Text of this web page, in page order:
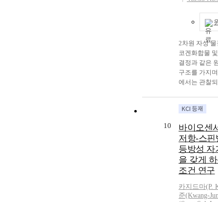
=0.3, 1.0; y =
0.2) were
sol-gel
content of
La, Sr, or
The effects of
crystal
electrical, and
properties of
investigated.
analysis
of various
to the excess
and Sr, along
compositional
dominant
structure.
사이에서 확
역할을 수행
미세구조 특
에 의하여 생
감소시켜 나
La_(2/
SZ/SiO₂/
chelated sol-
effect of YSZ
field (120 Oe)
tunneling
(TMR)
film was
temperature.
LSMO thin
The
increased
2차원 자성
코겐화합물
결정과 같은
구조를 가지
에서는 관찰
상학적 스핀
응용을 위한
제공한다. 본
물질의 자기
일에서 분석
으로서의 자
본 원리, 측정
기술뿐만 아
10
바이오센
저항-스핀
등방성 자
을 갖게
조건 연구
카지드마(P.
준(Kwang-